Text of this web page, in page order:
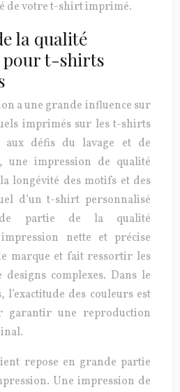
de votre t-shirt imprimé.
la qualité
pour t-shirts
a une grande influence sur
imprimés sur les t-shirts
aux défis du lavage et de
une impression de qualité
longévité des motifs et des
d’un t-shirt personnalisé
partie de la qualité
nette et précise
marque et fait ressortir les
complexes. Dans le
l’exactitude des couleurs est
garantir une reproduction
repose en grande partie
Une impression de